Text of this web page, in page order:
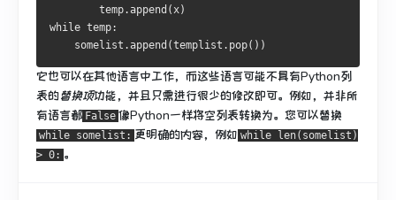
        temp
.append (x)
while temp:
    somelist
.append (templist . pop())
它也可以在其他语言中工作，而这些语言可能不具有Python列
表的替换项功能，并且只需进行很少的修改即可。 例如，并非所
有语言都 False 像Python一样将空列表转换为。 您可以替换
while somelist: 更明确的内容，例如 while len(somelist)
> 0: 。